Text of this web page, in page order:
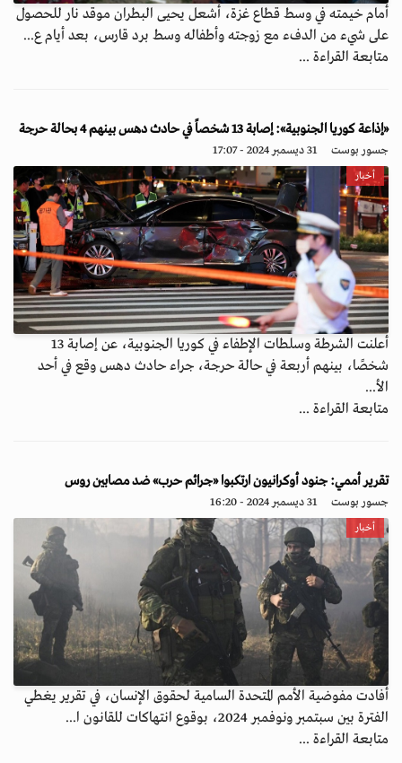
أمام خيمته في وسط قطاع غزة، أشعل يحيى البطران موقد نار للحصول
على شيء من الدفء مع زوجته وأطفاله وسط برد قارس، بعد أيام ع...
متابعة القراءة ...
«إذاعة كوريا الجنوبية»: إصابة 13 شخصاً في حادث دهس بينهم 4 بحالة حرجة
جسور بوست 31 ديسمبر 2024 - 17:07
أخبار
أعلنت الشرطة وسلطات الإطفاء في كوريا الجنوبية، عن إصابة 13
شخصًا، بينهم أربعة في حالة حرجة، جراء حادث دهس وقع في أحد
الأ...
متابعة القراءة ...
تقرير أممي: جنود أوكرانيون ارتكبوا «جرائم حرب» ضد مصابين روس
جسور بوست 31 ديسمبر 2024 - 16:20
أخبار
أفادت مفوضية الأمم المتحدة السامية لحقوق الإنسان، في تقرير يغطي
الفترة بين سبتمبر ونوفمبر 2024، بوقوع انتهاكات للقانون ا...
متابعة القراءة ...